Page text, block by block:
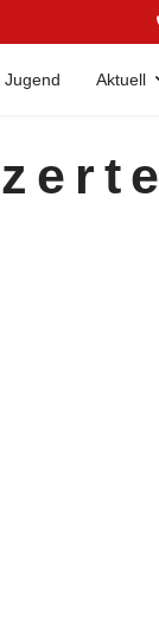
Jugend Aktuell